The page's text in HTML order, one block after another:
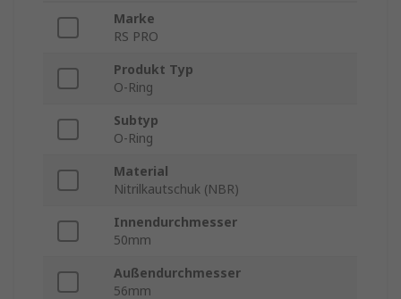
Marke
RS PRO
Produkt Typ
O-Ring
Subtyp
O-Ring
Material
Nitrilkautschuk (NBR)
Innendurchmesser
50mm
Außendurchmesser
56mm